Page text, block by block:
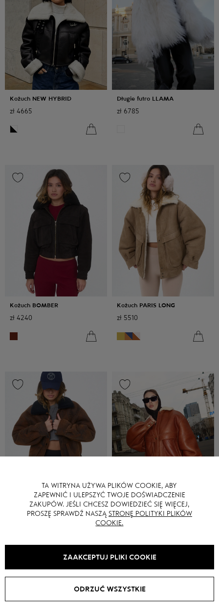
TA WITRYNA UŻYWA PLIKÓW COOKIE, ABY
ZAPEWNIĆ I ULEPSZYĆ TWOJE DOŚWIADCZENIE
ZAKUPÓW. JEŚLI CHCESZ DOWIEDZIEĆ SIĘ WIĘCEJ,
PROSZĘ SPRAWDŹ NASZĄ STRONĘ POLITYKI PLIKÓW
COOKIE.
ZAAKCEPTUJ PLIKI COOKIE
ODRZUĆ WSZYSTKIE
Kożuch NEW HYBRID
zł 4665
Długie futro LLAMA
zł 6785
Kożuch BOMBER
zł 4240
Kożuch PARIS LONG
zł 5510
Kożuch PARIS LONG Kożuch PARIS LONG
zł
SALE -40 %